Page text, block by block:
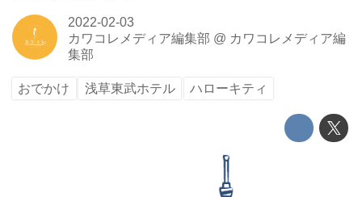
2022-02-03
カワコレメディア編集部 @ カワコレメディア編
集部
おでかけ 浅草東武ホテル ハローキティ